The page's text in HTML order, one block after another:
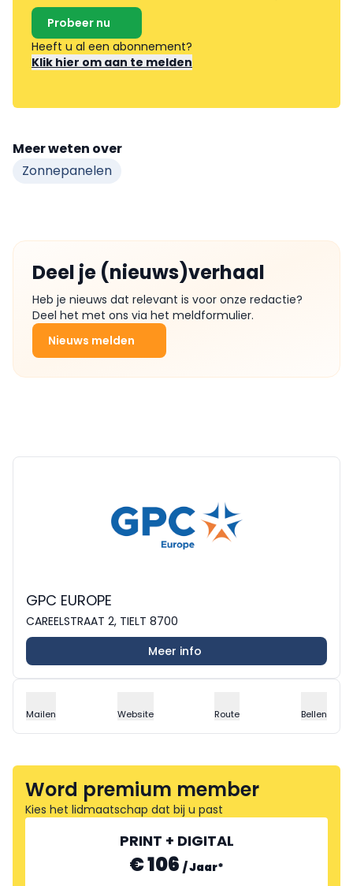
Probeer nu
Heeft u al een abonnement?
Klik hier om aan te melden
Meer weten over
Zonnepanelen
Deel je (nieuws)verhaal
Heb je nieuws dat relevant is voor onze redactie?
Deel het met ons via het meldformulier.
Nieuws melden
GPC EUROPE
CAREELSTRAAT 2, TIELT 8700
Meer info
Mailen Website Route Bellen
Word premium member
Kies het lidmaatschap dat bij u past
PRINT + DIGITAL
€ 106 /Jaar*